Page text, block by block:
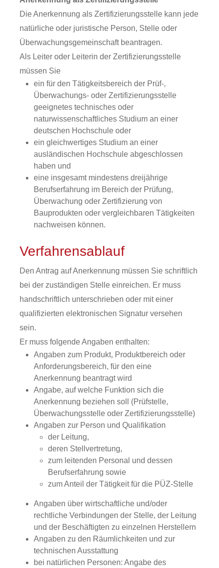
Die Anerkennung als Zertifizierungsstelle kann jede
natürliche oder juristische Person, Stelle oder
Überwachungsgemeinschaft beantragen.
Als Leiter oder Leiterin der Zertifizierungsstelle
müssen Sie
ein für den Tätigkeitsbereich der Prüf-,
Überwachungs- oder Zertifizierungsstelle
geeignetes technisches oder
naturwissenschaftliches Studium an einer
deutschen Hochschule oder
ein gleichwertiges Studium an einer
ausländischen Hochschule abgeschlossen
haben und
eine insgesamt mindestens dreijährige
Berufserfahrung im Bereich der Prüfung,
Überwachung oder Zertifizierung von
Bauprodukten oder vergleichbaren Tätigkeiten
nachweisen können.
Verfahrensablauf
Den Antrag auf Anerkennung müssen Sie schriftlich
bei der zuständigen Stelle einreichen. Er muss
handschriftlich unterschrieben oder mit einer
qualifizierten elektronischen Signatur versehen
sein.
Er muss folgende Angaben enthalten:
Angaben zum Produkt, Produktbereich oder
Anforderungsbereich, für den eine
Anerkennung beantragt wird
Angabe, auf welche Funktion sich die
Anerkennung beziehen soll (Prüfstelle,
Überwachungsstelle oder Zertifizierungsstelle)
Angaben zur Person und Qualifikation
der Leitung,
deren Stellvertretung,
zum leitenden Personal und dessen
Berufserfahrung sowie
zum Anteil der Tätigkeit für die PÜZ-Stelle
Angaben über wirtschaftliche und/oder
rechtliche Verbindungen der Stelle, der Leitung
und der Beschäftigten zu einzelnen Herstellern
Angaben zu den Räumlichkeiten und zur
technischen Ausstattung
bei natürlichen Personen: Angabe des